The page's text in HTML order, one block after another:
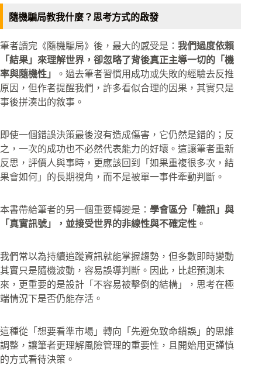
隨機騙局教我什麼？思考方式的啟發
筆者讀完《隨機騙局》後，最大的感受是： 我們過度依賴
「結果」來理解世界，卻忽略了背後真正主導一切的「機
率與隨機性」
。過去筆者習慣用成功或失敗的經驗去反推
原因，但作者提醒我們，許多看似合理的因果，其實只是
事後拼湊出的敘事。
即使一個錯誤決策最後沒有造成傷害，它仍然是錯的；反
之，一次的成功也不必然代表能力的好壞。這讓筆者重新
反思，評價人與事時，更應該回到「如果重複很多次，結
果會如何」的長期視角，而不是被單一事件牽動判斷。
本書帶給筆者的另一個重要轉變是： 學會區分「雜訊」與
「真實訊號」，並接受世界的非線性與不確定性 。
我們常以為持續追蹤資訊就能掌握趨勢，但多數即時變動
其實只是隨機波動，容易誤導判斷。因此，比起預測未
來，更重要的是設計「不容易被擊倒的結構」，思考在極
端情況下是否仍能存活。
這種從「想要看準市場」轉向「先避免致命錯誤」的思維
調整，讓筆者更理解風險管理的重要性，且開始用更謹慎
的方式看待決策。